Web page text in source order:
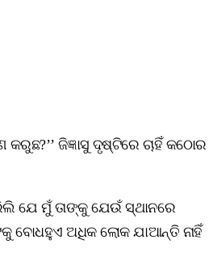
କରୁଛ?’’ ଜିଜ୍ଞାସୁ ଦୃଷ୍ଟିରେ ଚାହିଁ କଠୋର
ଯେ ମୁଁ ତାଙ୍କୁ ଯେଉଁ ସ୍ଥାନରେ
ବୋଧହୁଏ ଅଧିକ ଲୋକ ଯାଆନ୍ତି ନାହିଁ